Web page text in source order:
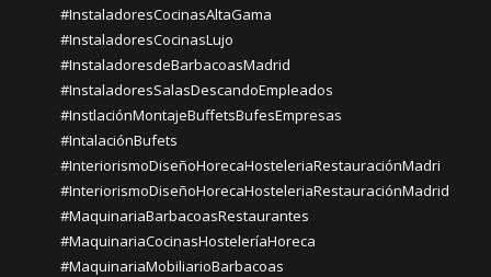
#InstaladoresCocinasAltaGama
#InstaladoresCocinasLujo
#InstaladoresdeBarbacoasMadrid
#InstaladoresSalasDescandoEmpleados
#InstlaciónMontajeBuffetsBufesEmpresas
#IntalaciónBufets
#InteriorismoDiseñoHorecaHosteleriaRestauraciónMadri
#InteriorismoDiseñoHorecaHosteleriaRestauraciónMadrid
#MaquinariaBarbacoasRestaurantes
#MaquinariaCocinasHosteleríaHoreca
#MaquinariaMobiliarioBarbacoas